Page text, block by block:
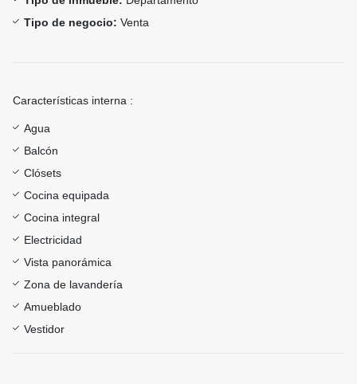
Tipo de negocio: Venta
Características interna :
Agua
Balcón
Clósets
Cocina equipada
Cocina integral
Electricidad
Vista panorámica
Zona de lavandería
Amueblado
Vestidor